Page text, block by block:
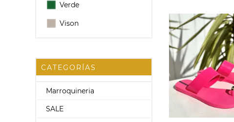
Verde
Vison
CATEGORÍAS
Marroquineria
SALE